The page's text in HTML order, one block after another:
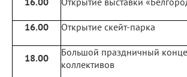
16.00 Открытие скейт-парка
18.00
Большой праздничный
коллективов